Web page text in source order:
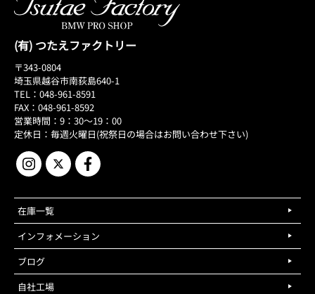
(有) つたえファクトリー
〒343-0804
埼玉県越谷市南荻島640-1
TEL：048-961-8591
FAX：048-961-8592
営業時間：9：30～19：00
定休日：毎週火曜日(祝祭日の場合はお問い合わせ下さい)
在庫一覧
インフォメーション
ブログ
自社工場